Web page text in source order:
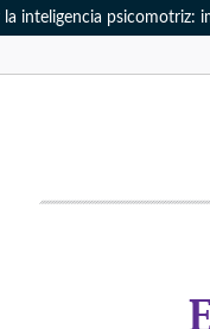
inteligencia